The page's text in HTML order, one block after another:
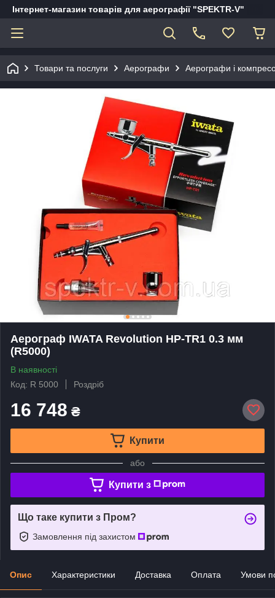
Інтернет-магазин товарів для аерографії "SPEKTR-V"
Товари та послуги Аерографи Аерографи і
Аерограф IWATA Revolution HP-TR1 0.3 мм
(R5000)
В наявності
Код: R 5000
Роздріб
16 748 ₴
Купити
або
Купити з
Що таке купити з Пром?
Замовлення під захистом
Опис Характеристики Доставка Оплата Умови